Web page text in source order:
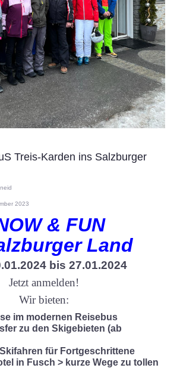
Treis-Karden ins Salzburger
2023
& FUN
Land
bis 27.01.2024
Jetzt anmelden!
Wir bieten:
im modernen Reisebus
zu den Skigebieten (ab
für Fortgeschrittene
in Fusch > kurze Wege zu tollen